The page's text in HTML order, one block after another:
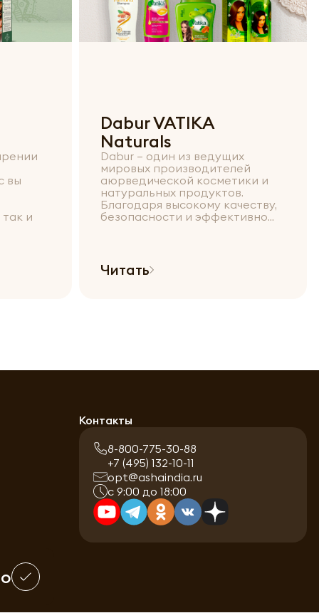
вы
и
Dabur VATIKA
Naturals
Dabur – один из ведущих
мировых производителей
аюрведической косметики и
натуральных продуктов.
Благодаря высокому качеству,
безопасности и эффективно...
Читать
Контакты
8-800-775-30-88
+7 (495) 132-10-11
opt@ashaindia.ru
с 9:00 до 18:00